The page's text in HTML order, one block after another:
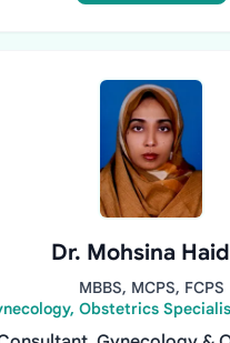
Dr. Mohsina
MBBS, MCPS, FCPS
Obstetrics